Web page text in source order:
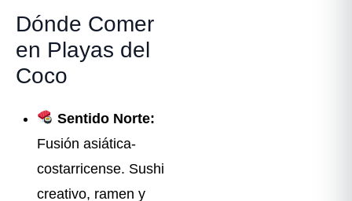
Dónde Comer
en Playas del
Coco
Sentido Norte:
Fusión asiática-
costarricense. Sushi
creativo, ramen y